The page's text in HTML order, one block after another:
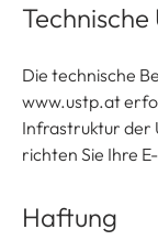
Die technische
www.ustp.at
Infrastruktur der
richten Sie Ihre
Haftung